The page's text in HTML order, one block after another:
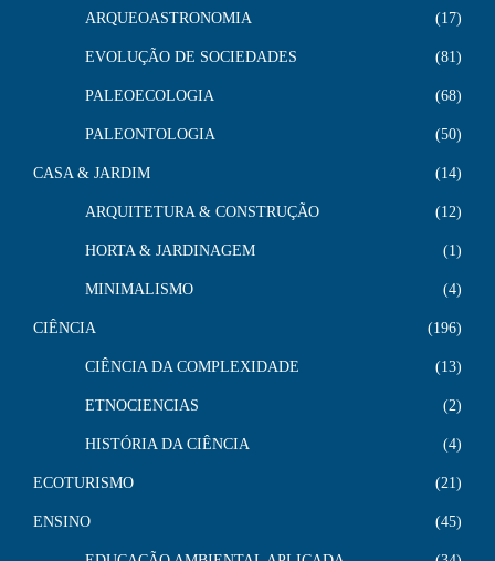
ARQUEOASTRONOMIA 17
EVOLUÇÃO DE SOCIEDADES 81
PALEOECOLOGIA 68
PALEONTOLOGIA 50
CASA & JARDIM 14
ARQUITETURA & CONSTRUÇÃO 12
HORTA & JARDINAGEM 1
MINIMALISMO 4
CIÊNCIA 196
CIÊNCIA DA COMPLEXIDADE 13
ETNOCIENCIAS 2
HISTÓRIA DA CIÊNCIA 4
ECOTURISMO 21
ENSINO 45